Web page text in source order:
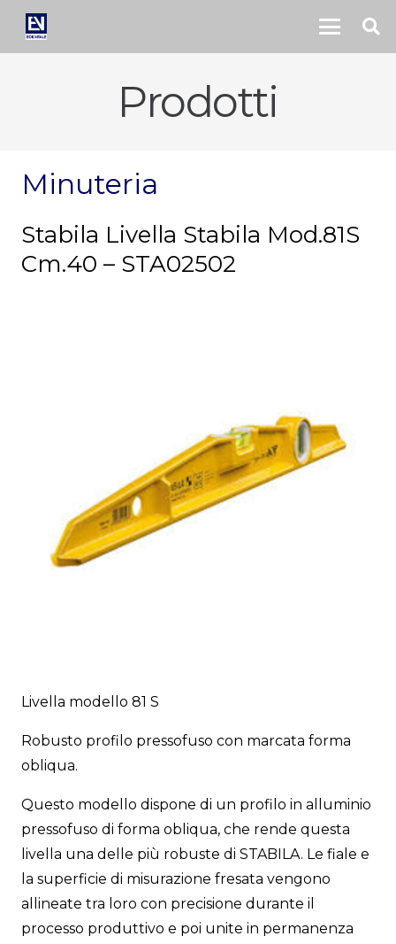
Prodotti
Minuteria
Stabila Livella Stabila Mod.81S
Cm.40 – STA02502
Livella modello 81 S
Robusto profilo pressofuso con marcata forma
obliqua.
Questo modello dispone di un profilo in alluminio
pressofuso di forma obliqua, che rende questa
livella una delle più robuste di STABILA. Le fiale e
la superficie di misurazione fresata vengono
allineate tra loro con precisione durante il
processo produttivo e poi unite in permanenza